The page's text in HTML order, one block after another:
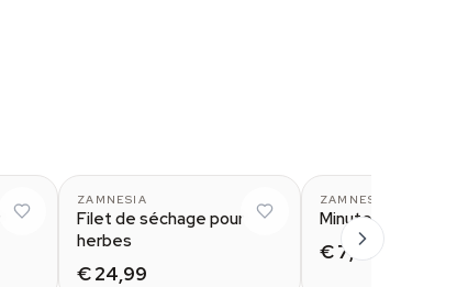
ZAMNESIA
Filet de séchage pour
herbes
€ 24,99
ZAMNESIA
Minuteur à
€ 7,99